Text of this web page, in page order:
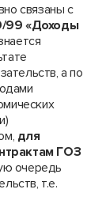
связаны с
99 «Доходы
а по
для
ГОЗ
очередь
т.е.